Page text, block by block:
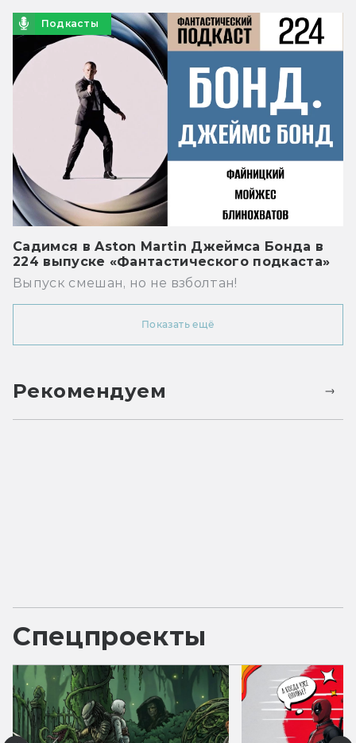
Подкасты
Садимся в Aston Martin Джеймса Бонда в
224 выпуске «Фантастического подкаста»
Выпуск смешан, но не взболтан!
Показать ещё
Рекомендуем
Спецпроекты